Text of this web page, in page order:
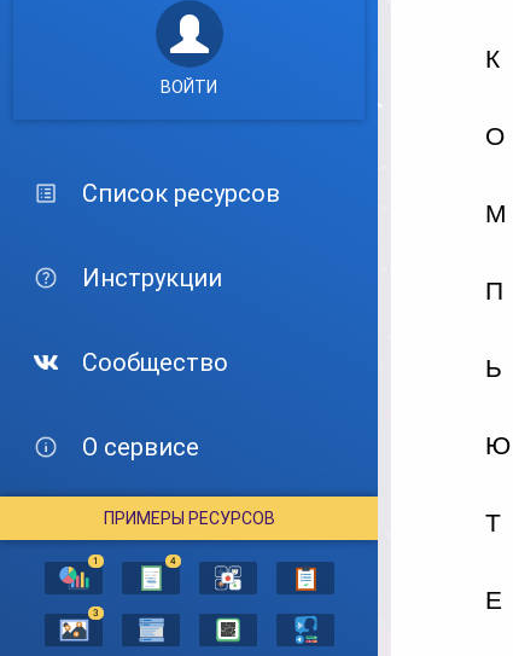
ВОЙТИ
Список ресурсов
Инструкции
Сообщество
О сервисе
ПРИМЕРЫ РЕСУРСОВ
1 4
3